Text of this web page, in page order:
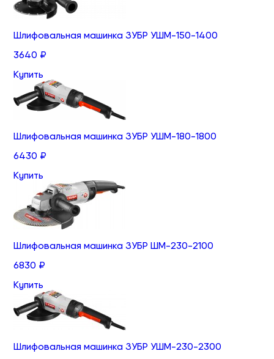
Шлифовальная машинка ЗУБР УШМ-150-1400
3640 ₽
Купить
Шлифовальная машинка ЗУБР УШМ-180-1800
6430 ₽
Купить
Шлифовальная машинка ЗУБР ШМ-230-2100
6830 ₽
Купить
Шлифовальная машинка ЗУБР УШМ-230-2300